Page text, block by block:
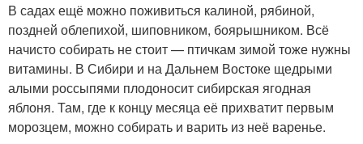
В садах ещё можно поживиться калиной, рябиной,
поздней облепихой, шиповником, боярышником. Всё
начисто собирать не стоит — птичкам зимой тоже нужны
витамины. В Сибири и на Дальнем Востоке щедрыми
алыми россыпями плодоносит сибирская ягодная
яблоня. Там, где к концу месяца её прихватит первым
морозцем, можно собирать и варить из неё варенье.